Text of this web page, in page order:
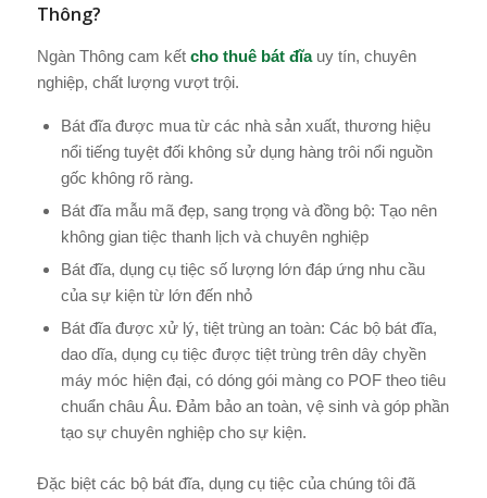
Thông?
Ngàn Thông cam kết cho thuê bát đĩauy tín, chuyên
nghiệp, chất lượng vượt trội.
Bát đĩa được mua từ các nhà sản xuất, thương hiệu
nổi tiếng tuyệt đối không sử dụng hàng trôi nổi nguồn
gốc không rõ ràng.
Bát đĩa mẫu mã đẹp, sang trọng và đồng bộ: Tạo nên
không gian tiệc thanh lịch và chuyên nghiệp
Bát đĩa, dụng cụ tiệc số lượng lớn đáp ứng nhu cầu
của sự kiện từ lớn đến nhỏ
Bát đĩa được xử lý, tiệt trùng an toàn: Các bộ bát đĩa,
dao dĩa, dụng cụ tiệc được tiệt trùng trên dây chyền
máy móc hiện đại, có dóng gói màng co POF theo tiêu
chuẩn châu Âu. Đảm bảo an toàn, vệ sinh và góp phần
tạo sự chuyên nghiệp cho sự kiện.
Đặc biệt các bộ bát đĩa, dụng cụ tiệc của chúng tôi đã